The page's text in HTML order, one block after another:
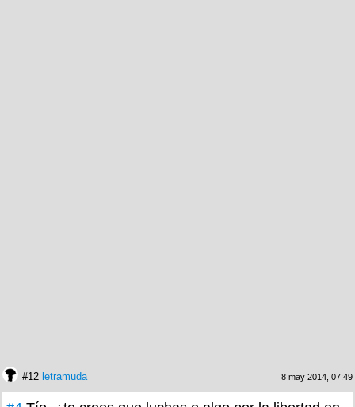
#12 letramuda 8 may 2014, 07:49